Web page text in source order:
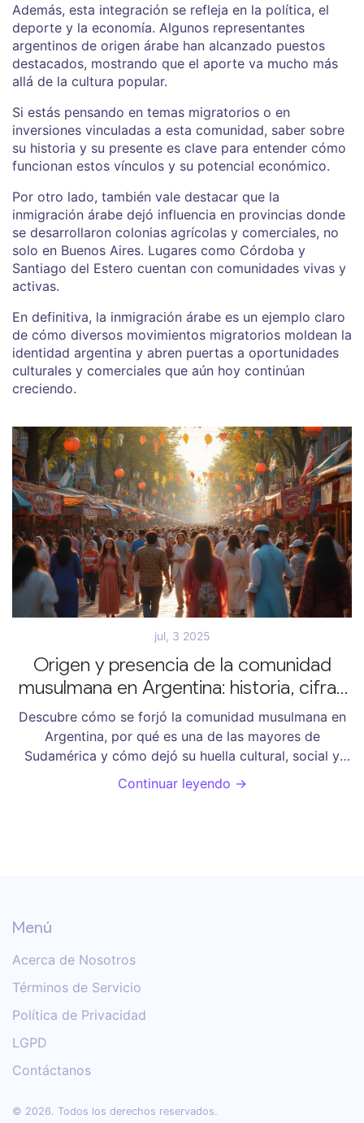
Además, esta integración se refleja en la política, el
deporte y la economía. Algunos representantes
argentinos de origen árabe han alcanzado puestos
destacados, mostrando que el aporte va mucho más
allá de la cultura popular.
Si estás pensando en temas migratorios o en
inversiones vinculadas a esta comunidad, saber sobre
su historia y su presente es clave para entender cómo
funcionan estos vínculos y su potencial económico.
Por otro lado, también vale destacar que la
inmigración árabe dejó influencia en provincias donde
se desarrollaron colonias agrícolas y comerciales, no
solo en Buenos Aires. Lugares como Córdoba y
Santiago del Estero cuentan con comunidades vivas y
activas.
En definitiva, la inmigración árabe es un ejemplo claro
de cómo diversos movimientos migratorios moldean la
identidad argentina y abren puertas a oportunidades
culturales y comerciales que aún hoy continúan
creciendo.
jul, 3 2025
Origen y presencia de la comunidad
musulmana en Argentina: historia, cifras
y legado
Descubre cómo se forjó la comunidad musulmana en
Argentina, por qué es una de las mayores de
Sudamérica y cómo dejó su huella cultural, social y
comercial en el país.
Continuar leyendo →
Menú
Acerca de Nosotros
Términos de Servicio
Política de Privacidad
LGPD
Contáctanos
© 2026. Todos los derechos reservados.